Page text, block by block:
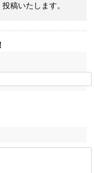
稿いたします。